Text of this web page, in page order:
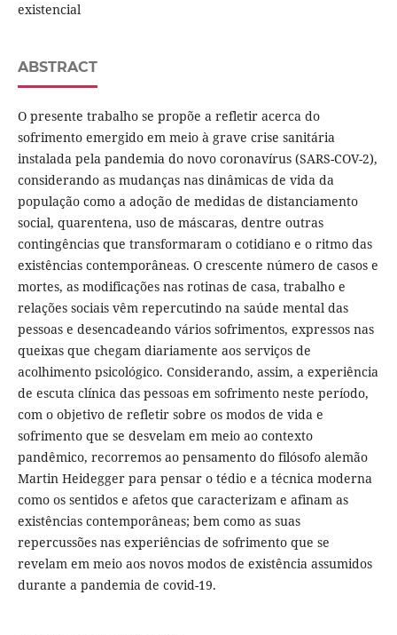
existencial
ABSTRACT
O presente trabalho se propõe a refletir acerca do
sofrimento emergido em meio à grave crise sanitária
instalada pela pandemia do novo coronavírus (SARS-COV-2),
considerando as mudanças nas dinâmicas de vida da
população como a adoção de medidas de distanciamento
social, quarentena, uso de máscaras, dentre outras
contingências que transformaram o cotidiano e o ritmo das
existências contemporâneas. O crescente número de casos e
mortes, as modificações nas rotinas de casa, trabalho e
relações sociais vêm repercutindo na saúde mental das
pessoas e desencadeando vários sofrimentos, expressos nas
queixas que chegam diariamente aos serviços de
acolhimento psicológico. Considerando, assim, a experiência
de escuta clínica das pessoas em sofrimento neste período,
com o objetivo de refletir sobre os modos de vida e
sofrimento que se desvelam em meio ao contexto
pandêmico, recorremos ao pensamento do filósofo alemão
Martin Heidegger para pensar o tédio e a técnica moderna
como os sentidos e afetos que caracterizam e afinam as
existências contemporâneas; bem como as suas
repercussões nas experiências de sofrimento que se
revelam em meio aos novos modos de existência assumidos
durante a pandemia de covid-19.